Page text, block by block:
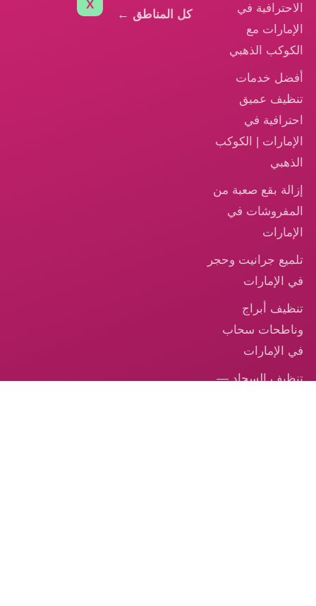
الاحترافية في
الإمارات مع
الكوكب الذهبي
أفضل خدمات
تنظيف عميق
احترافية في
الإمارات | الكوكب
الذهبي
إزالة بقع صعبة من
المفروشات في
الإمارات
تلميع جرانيت وحجر
في الإمارات
تنظيف أبراج
وناطحات سحاب
في الإمارات
تنظيف السجاد —
كل المناطق ←